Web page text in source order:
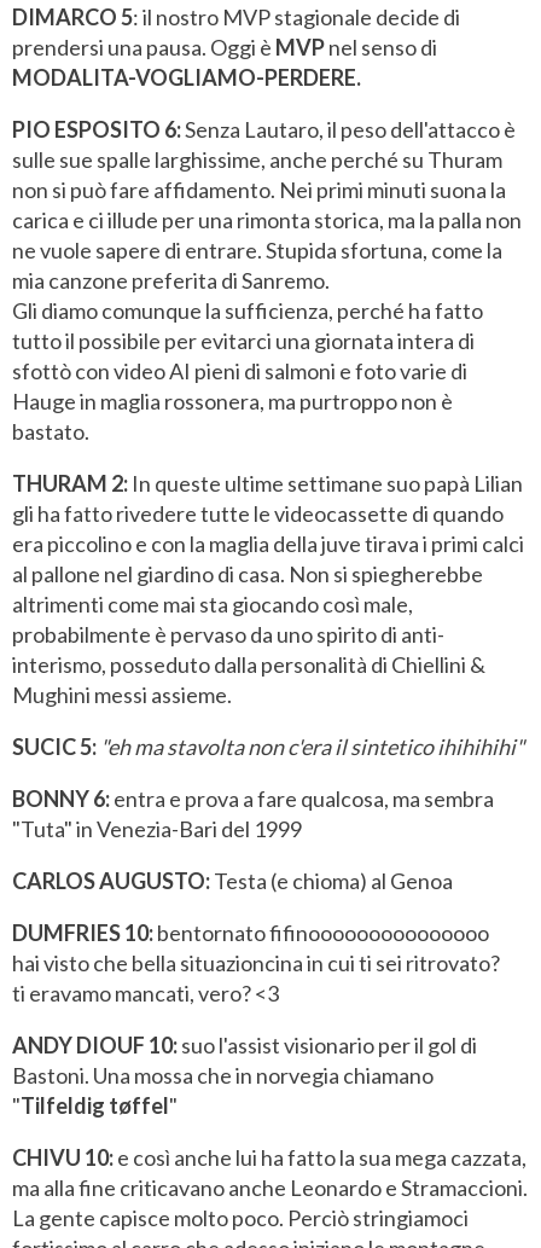
DIMARCO 5: il nostro MVP stagionale decide di
prendersi una pausa. Oggi è MVPnel senso di
MODALITA-VOGLIAMO-PERDERE.
PIO ESPOSITO 6:Senza Lautaro, il peso dell'attacco è
sulle sue spalle larghissime, anche perché su Thuram
non si può fare affidamento. Nei primi minuti suona la
carica e ci illude per una rimonta storica, ma la palla non
ne vuole sapere di entrare. Stupida sfortuna, come la
mia canzone preferita di Sanremo.
Gli diamo comunque la sufficienza, perché ha fatto
tutto il possibile per evitarci una giornata intera di
sfottò con video AI pieni di salmoni e foto varie di
Hauge in maglia rossonera, ma purtroppo non è
bastato.
THURAM 2: In queste ultime settimane suo papà Lilian
gli ha fatto rivedere tutte le videocassette di quando
era piccolino e con la maglia della juve tirava i primi calci
al pallone nel giardino di casa. Non si spiegherebbe
altrimenti come mai sta giocando così male,
probabilmente è pervaso da uno spirito di anti-
interismo, posseduto dalla personalità di Chiellini &
Mughini messi assieme.
SUCIC 5: "eh ma stavolta non c'era il sintetico ihihihihi"
BONNY 6:entra e prova a fare qualcosa, ma sembra
"Tuta" in Venezia-Bari del 1999
CARLOS AUGUSTO:Testa (e chioma) al Genoa
DUMFRIES 10:bentornato fifinooooooooooooooo
hai visto che bella situazioncina in cui ti sei ritrovato?
ti eravamo mancati, vero? <3
ANDY DIOUF 10:suo l'assist visionario per il gol di
Bastoni. Una mossa che in norvegia chiamano
"Tilfeldig tøffel"
CHIVU 10:e così anche lui ha fatto la sua mega cazzata,
ma alla fine criticavano anche Leonardo e Stramaccioni.
La gente capisce molto poco. Perciò stringiamoci